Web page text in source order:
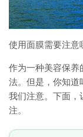
使用面膜需要注意
作为一种美容保养
法。但是，你知道
我们注意。下面，
注。